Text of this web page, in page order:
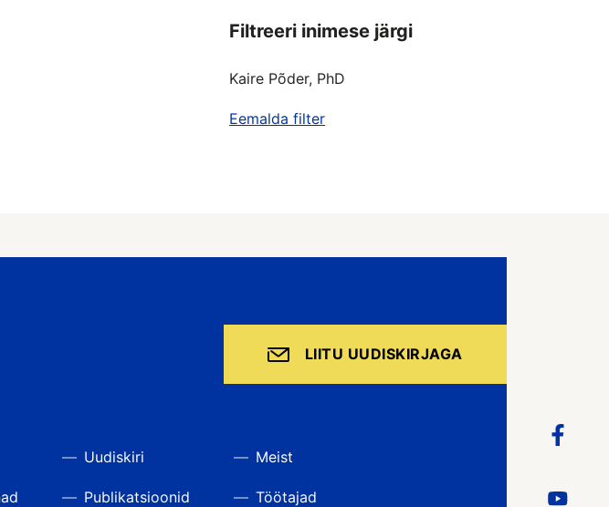
Filtreeri inimese järgi
Kaire Põder, PhD
Eemalda filter
LIITU UUDISKIRJAGA
Uudiskiri
Publikatsioonid
Meist
Töötajad